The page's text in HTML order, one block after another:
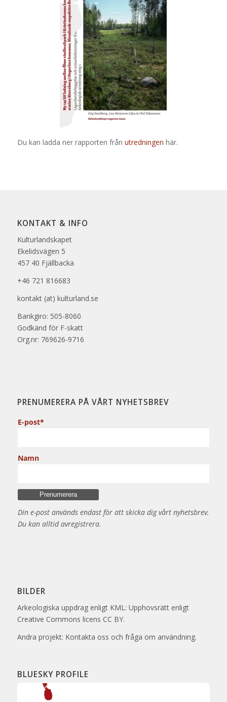
Du kan ladda ner rapporten från utredningen här.
KONTAKT & INFO
Kulturlandskapet
Ekelidsvägen 5
457 40 Fjällbacka
+46 721 816683
kontakt (at) kulturland.se
Bankgiro: 505-8060
Godkänd för F-skatt
Org.nr: 769626-9716
PRENUMERERA PÅ VÅRT NYHETSBREV
E-post*
Namn
Din e-post används endast för att skicka dig vårt nyhetsbrev.
Du kan alltid avregistrera.
BILDER
Arkeologiska uppdrag enligt KML: Upphovsrätt enligt
Creative Commons licens CC BY.
Andra projekt: Kontakta oss och fråga om användning.
BLUESKY PROFILE